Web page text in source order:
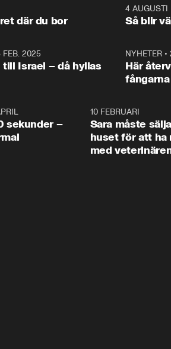
och Makten.
1:06
där du bor
4 AUGUSTI
Så blir
FEB. 2025
till Israel – då hyllas
NYHETER •
Här
sekunder –
10 FEBRUARI
Sara måste sälja
huset för att ha
med